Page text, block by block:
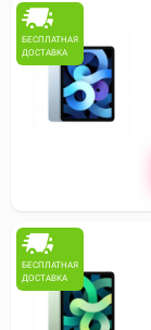
БЕСПЛАТНАЯ
ДОСТАВКА
БЕСПЛАТНАЯ
ДОСТАВКА